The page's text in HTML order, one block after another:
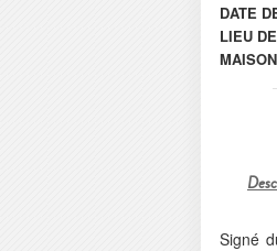
DATE
LIEU
Signé